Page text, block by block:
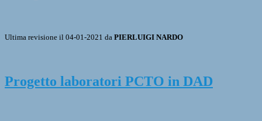
Ultima revisione il 04-01-2021 da PIERLUIGI NARDO
Progetto laboratori PCTO in DAD